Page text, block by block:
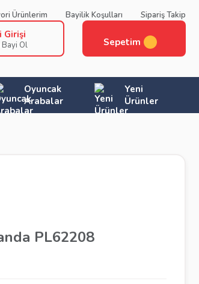
Ürünlerim Bayilik Koşulları Sipariş Takip
Girişi
Bayi Ol Sepetim
Oyuncak
Arabalar
Yeni
Ürünler
PL62208